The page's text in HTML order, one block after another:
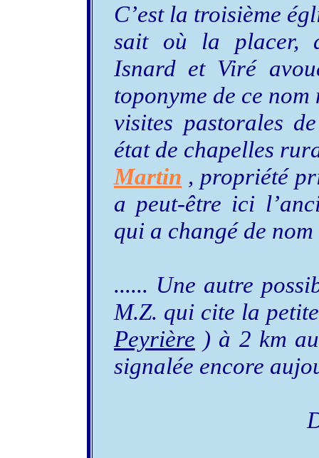
C’est la troisième
sait où la placer,
Isnard et Viré
toponyme de ce
visites pastorales
état de chapelles
Martin , propriété
a peut-être ici
qui a changé de
...... Une autre
M.Z. qui cite la
Peyrière ) à 2 km
signalée encore